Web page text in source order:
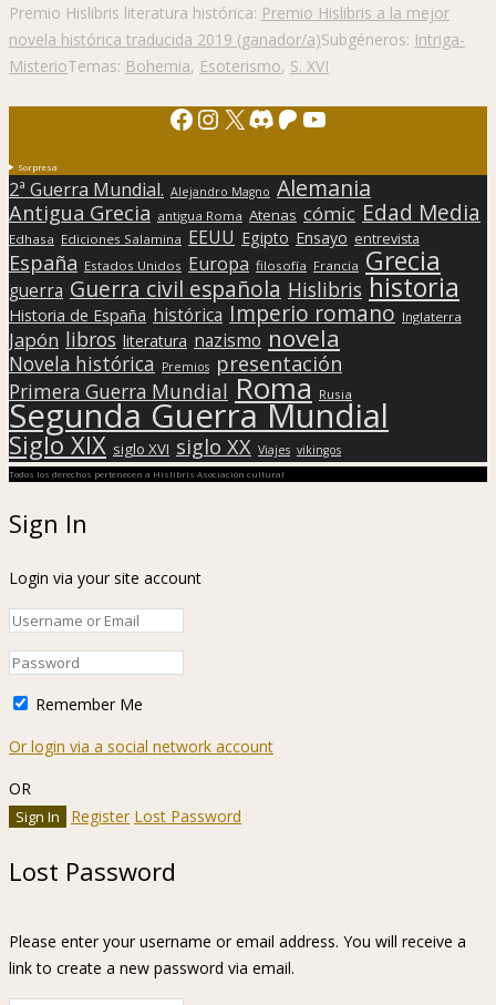
Premio Hislibris literatura histórica: Premio Hislibris a la mejor
novela histórica traducida 2019 (ganador/a)Subgéneros: Intriga-
MisterioTemas: Bohemia, Esoterismo, S. XVI
Facebook
Instagram
X Discord
Patreon
YouTube
Sorpresa
2ª Guerra Mundial. Alejandro Magno Alemania
Antigua Grecia antigua Roma Atenas cómic Edad Media
Edhasa Ediciones Salamina EEUU Egipto Ensayo entrevista
España Estados Unidos Europa filosofía Francia Grecia
guerra Guerra civil española Hislibris historia
Historia de España histórica Imperio romano Inglaterra
Japón libros literatura nazismo novela
Novela histórica Premios presentación
Primera Guerra Mundial Roma Rusia
Segunda Guerra Mundial
Siglo XIX siglo XVI siglo XX Viajes vikingos
Todos los derechos pertenecen a Hislibris Asociación cultural
Sign In
Login via your site account
Remember Me
Or login via a social network account
OR
Register Lost Password
Lost Password
Please enter your username or email address. You will receive a
link to create a new password via email.